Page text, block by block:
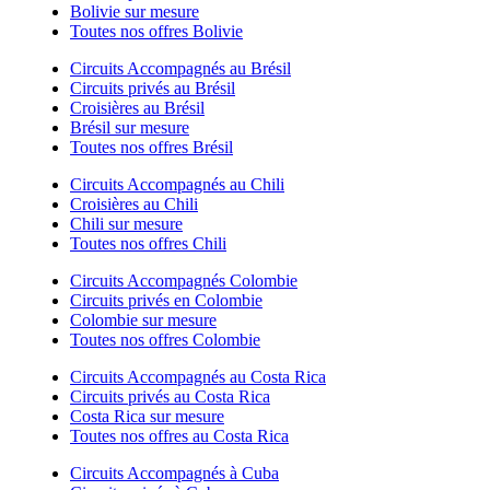
Bolivie sur mesure
Toutes nos offres Bolivie
Circuits Accompagnés au Brésil
Circuits privés au Brésil
Croisières au Brésil
Brésil sur mesure
Toutes nos offres Brésil
Circuits Accompagnés au Chili
Croisières au Chili
Chili sur mesure
Toutes nos offres Chili
Circuits Accompagnés Colombie
Circuits privés en Colombie
Colombie sur mesure
Toutes nos offres Colombie
Circuits Accompagnés au Costa Rica
Circuits privés au Costa Rica
Costa Rica sur mesure
Toutes nos offres au Costa Rica
Circuits Accompagnés à Cuba